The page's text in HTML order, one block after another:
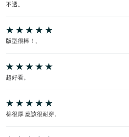
不透。
版型很棒！。
超好看。
棉很厚 應該很耐穿。